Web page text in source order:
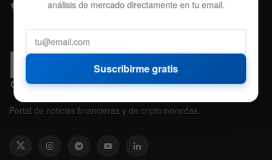
Portal de noticias financieras y de criptomonedas.
análisis de mercado directamente en tu email.
Suscribirme gratis